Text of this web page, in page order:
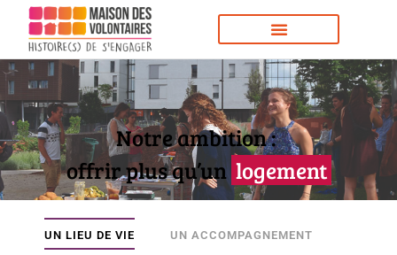
Notre ambition :
offrir plus qu’un logement
UN LIEU DE VIE UN ACCOMPAGNEMENT